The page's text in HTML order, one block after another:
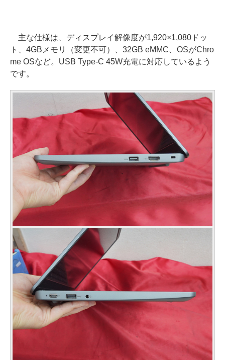
主な仕様は、ディスプレイ解像度が1,920×1,080ドッ
ト、4GBメモリ（変更不可）、32GB eMMC、OSがChro
me OSなど。USB Type-C 45W充電に対応しているよう
です。